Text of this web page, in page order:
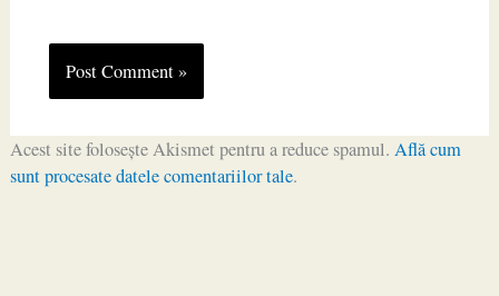
Acest site folosește Akismet pentru a reduce spamul. Află cum
sunt procesate datele comentariilor tale.